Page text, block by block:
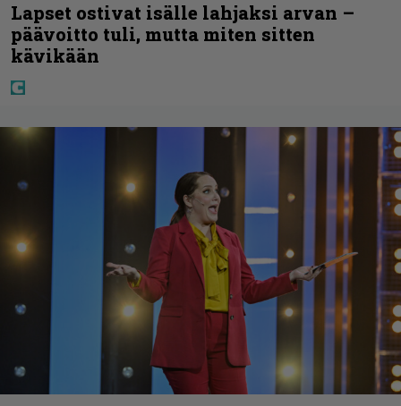
Lapset ostivat isälle lahjaksi arvan –
päävoitto tuli, mutta miten sitten
kävikään